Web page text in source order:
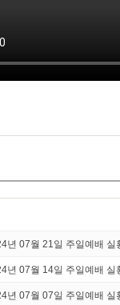
년 07월 21일 주일예배 실
년 07월 14일 주일예배 실
년 07월 07일 주일예배 실